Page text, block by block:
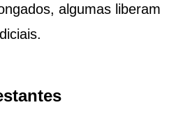
algumas liberam